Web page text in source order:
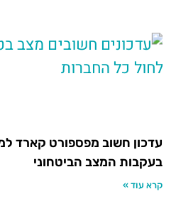
עדכון חשוב מפספורט קארד
בעקבות המצב הביטחוני
קרא עוד »